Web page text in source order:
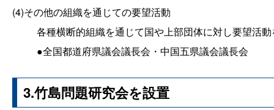
(4)その他の組織を通じての要望活動
各種横断的組織を通じて国や上部団体に対し要望活
●全国都道府県議会議長会・中国五県議会議長会
3.竹島問題研究会を設置